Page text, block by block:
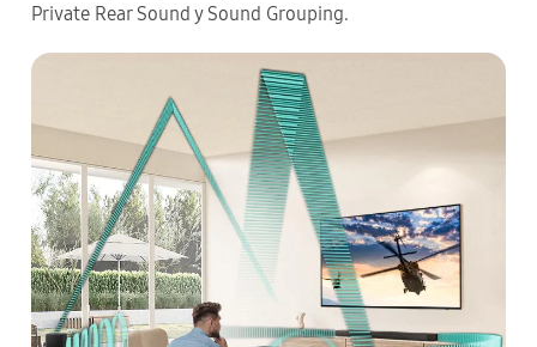
Private Rear Sound y Sound Grouping.